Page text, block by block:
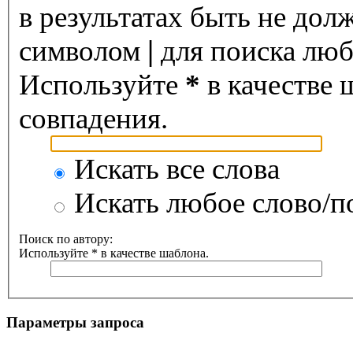
в результатах быть не
символом | для поиска
Используйте * в качестве
совпадения.
Искать все слова
Искать любое слово/
Поиск по автору:
Используйте * в качестве шаблона.
Параметры запроса